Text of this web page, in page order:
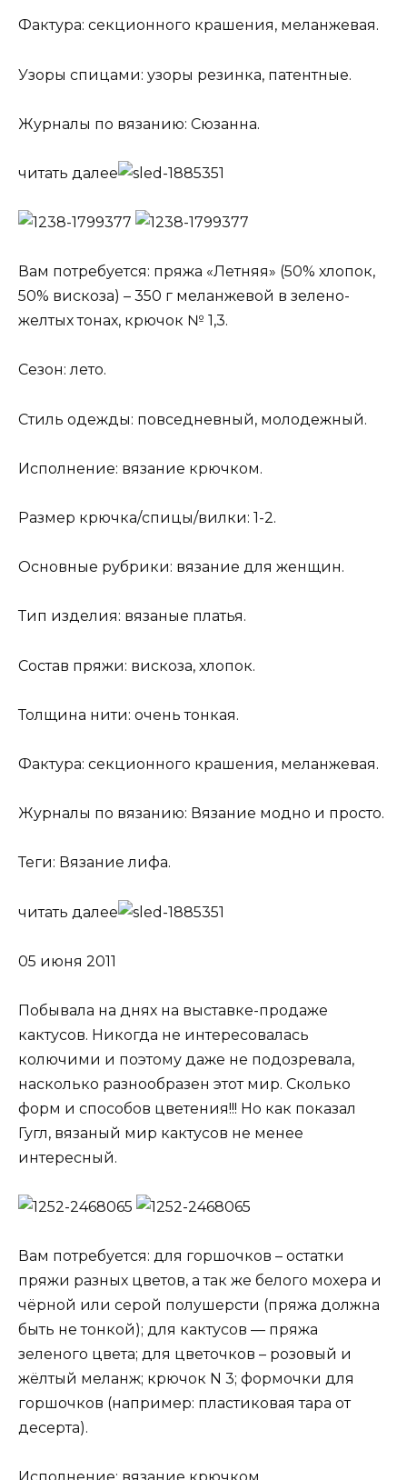
Фактура: секционного крашения, меланжевая.
Узоры спицами: узоры резинка, патентные.
Журналы по вязанию: Сюзанна.
читать далее
Вам потребуется: пряжа «Летняя» (50% хлопок,
50% вискоза) – 350 г меланжевой в зелено-
желтых тонах, крючок № 1,3.
Сезон: лето.
Стиль одежды: повседневный, молодежный.
Исполнение: вязание крючком.
Размер крючка/спицы/вилки: 1-2.
Основные рубрики: вязание для женщин.
Тип изделия: вязаные платья.
Состав пряжи: вискоза, хлопок.
Толщина нити: очень тонкая.
Фактура: секционного крашения, меланжевая.
Журналы по вязанию: Вязание модно и просто.
Теги: Вязание лифа.
читать далее
05 июня 2011
Побывала на днях на выставке-продаже
кактусов. Никогда не интересовалась
колючими и поэтому даже не подозревала,
насколько разнообразен этот мир. Сколько
форм и способов цветения!!! Но как показал
Гугл, вязаный мир кактусов не менее
интересный.
Вам потребуется: для горшочков – остатки
пряжи разных цветов, а так же белого мохера и
чёрной или серой полушерсти (пряжа должна
быть не тонкой); для кактусов — пряжа
зеленого цвета; для цветочков – розовый и
жёлтый меланж; крючок N 3; формочки для
горшочков (например: пластиковая тара от
десерта).